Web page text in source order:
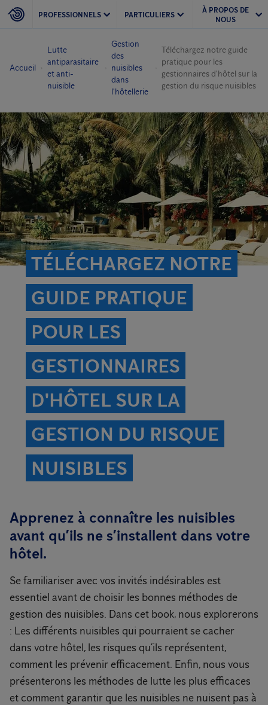
PROFESSIONNELS PARTICULIERS
À PROPOS DE
NOUS
Accueil
Lutte
antiparasitaire
et anti-
nuisible
Gestion
des
nuisibles
dans
l'hôtellerie
Téléchargez notre guide
pratique pour les
gestionnaires d'hôtel sur la
gestion du risque nuisibles
TÉLÉCHARGEZ NOTRE
GUIDE PRATIQUE
POUR LES
GESTIONNAIRES
D'HÔTEL SUR LA
GESTION DU RISQUE
NUISIBLES
Apprenez à connaître les nuisibles
avant qu’ils ne s’installent dans votre
hôtel.
Se familiariser avec vos invités indésirables est
essentiel avant de choisir les bonnes méthodes de
gestion des nuisibles. Dans cet book, nous explorerons
: Les différents nuisibles qui pourraient se cacher
dans votre hôtel, les risques qu’ils représentent,
comment les prévenir efficacement. Enfin, nous vous
présenterons les méthodes de lutte les plus efficaces
et comment garantir que les nuisibles ne nuisent pas à